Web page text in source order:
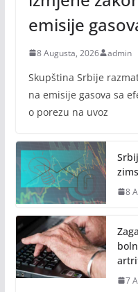
emisije
8 Augusta, 2026 admin
Skupština Srbije
na emisije gasova sa
o porezu na uvoz
8
7